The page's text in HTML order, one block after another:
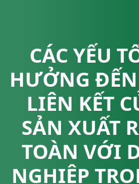
CÁC YẾU
HƯỞNG
LIÊN KẾT
SẢN XUẤT
TOÀN VỚI
NGHIỆP